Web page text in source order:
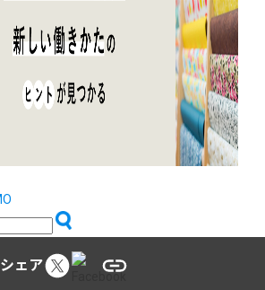
シェア